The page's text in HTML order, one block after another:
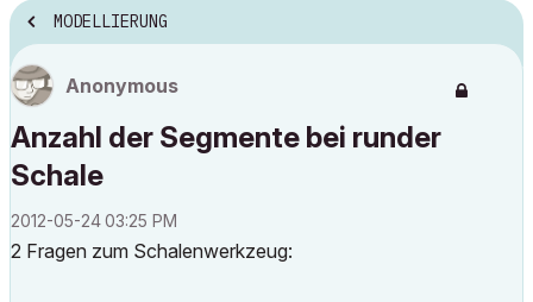
MODELLIERUNG
Anonymous
Anzahl der Segmente bei runder
Schale
‎2012-05-2403:25 PM
2 Fragen zum Schalenwerkzeug: